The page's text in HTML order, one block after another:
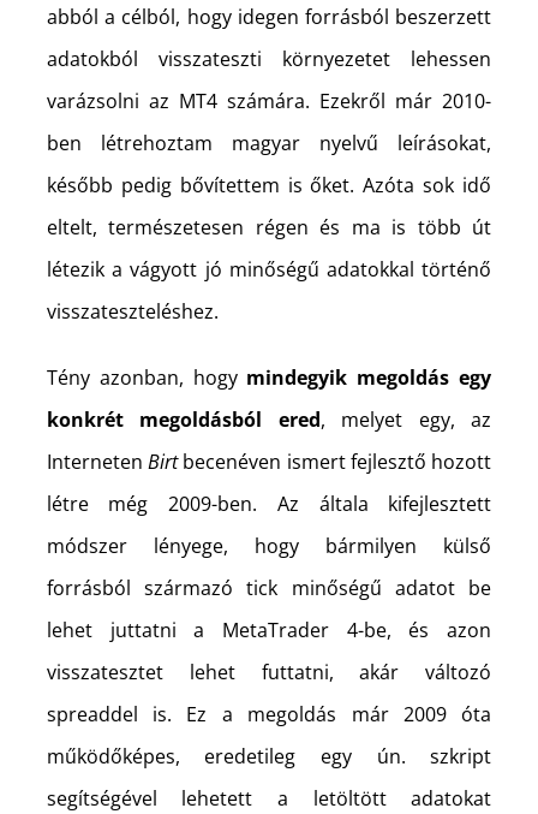
abból a célból, hogy idegen forrásból beszerzett
adatokból visszateszti környezetet lehessen
varázsolni az MT4 számára. Ezekről már 2010-
ben létrehoztam magyar nyelvű leírásokat,
később pedig bővítettem is őket. Azóta sok idő
eltelt, természetesen régen és ma is több út
létezik a vágyott jó minőségű adatokkal történő
visszateszteléshez.
Tény azonban, hogy mindegyik megoldás egy
konkrét megoldásból ered, melyet egy, az
InternetenBirtbecenéven ismert fejlesztő hozott
létre még 2009-ben. Az általa kifejlesztett
módszer lényege, hogy bármilyen külső
forrásból származó tick minőségű adatot be
lehet juttatni a MetaTrader 4-be, és azon
visszatesztet lehet futtatni, akár változó
spreaddel is. Ez a megoldás már 2009 óta
működőképes, eredetileg egy ún. szkript
segítségével lehetett a letöltött adatokat